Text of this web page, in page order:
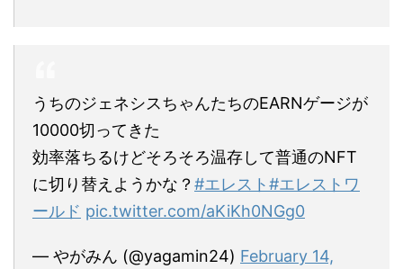
うちのジェネシスちゃんたちのEARNゲージが
10000切ってきた
効率落ちるけどそろそろ温存して普通のNFT
に切り替えようかな？ #エレスト#エレストワ
ールド pic.twitter.com/aKiKh0NGg0
— やがみん (@yagamin24) February 14,